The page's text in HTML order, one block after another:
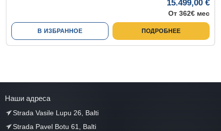
15.499,00 €
От 362€ мес
В ИЗБРАННОЕ ПОДРОБНЕЕ
Наши адреса
Strada Vasile Lupu 26, Balti
Strada Pavel Botu 61, Balti